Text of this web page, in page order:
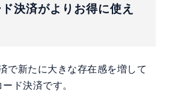
決済がよりお得に使え
で新たに大きな存在感を増して
ド決済です。